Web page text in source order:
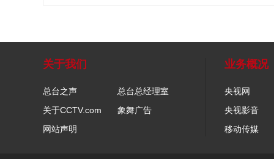
关于我们
总台之声
总台总经理室
关于CCTV.com
象舞广告
网站声明
业务概况
央视网
央视影音
移动传媒